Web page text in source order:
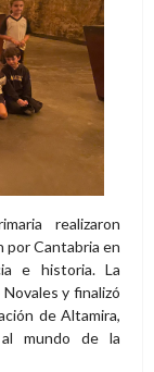
realizaron
Cantabria en
e historia. La
Novales y finalizó
de Altamira,
al mundo de la